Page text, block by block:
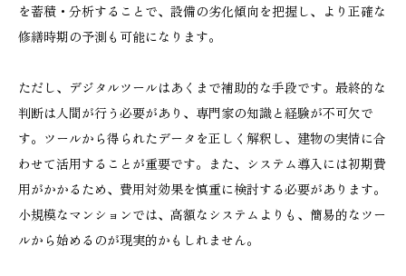
を蓄積・分析することで、設備の劣化傾向を把握し、より正確な
修繕時期の予測も可能になります。
ただし、デジタルツールはあくまで補助的な手段です。最終的な
判断は人間が行う必要があり、専門家の知識と経験が不可欠で
す。ツールから得られたデータを正しく解釈し、建物の実情に合
わせて活用することが重要です。また、システム導入には初期費
用がかかるため、費用対効果を慎重に検討する必要があります。
小規模なマンションでは、高額なシステムよりも、簡易的なツー
ルから始めるのが現実的かもしれません。